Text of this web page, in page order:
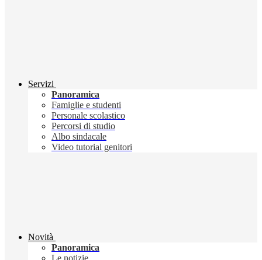
Servizi
Panoramica
Famiglie e studenti
Personale scolastico
Percorsi di studio
Albo sindacale
Video tutorial genitori
Novità
Panoramica